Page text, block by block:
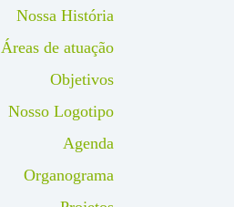
Nossa História
Áreas de atuação
Objetivos
Nosso Logotipo
Agenda
Organograma